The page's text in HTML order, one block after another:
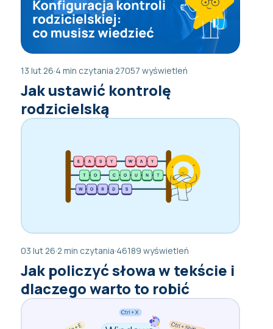
13 lut 26·4 min czytania·27057 wyświetleń
Jak ustawić kontrolę
rodzicielską
03 lut 26·2 min czytania·46189 wyświetleń
Jak policzyć słowa w tekście i
dlaczego warto to robić